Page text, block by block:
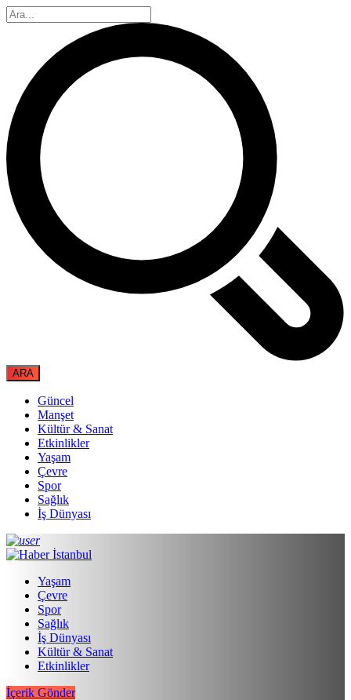
Güncel
Manşet
Kültür & Sanat
Etkinlikler
Yaşam
Çevre
Spor
Sağlık
İş Dünyası
Yaşam
Çevre
Spor
Sağlık
İş Dünyası
Kültür & Sanat
Etkinlikler
İçerik Gönder